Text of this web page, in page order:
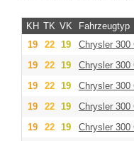
KH TK VK Fahrzeugtyp
19
22 19 Chrysler 300
19
22 19 Chrysler 300
19
22 19 Chrysler 300
19
22 19 Chrysler 300
19
22 19 Chrysler 300